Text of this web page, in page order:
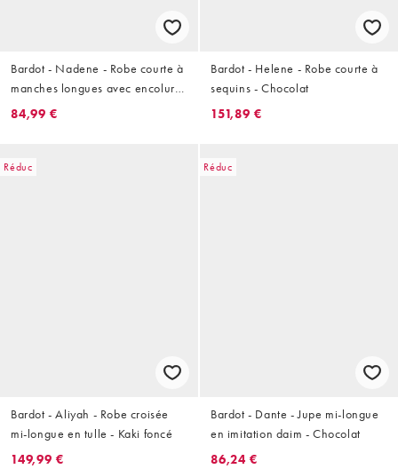
Bardot - Nadene - Robe courte à
manches longues avec encolure
bardot à détails - Noir
84,99 €
Bardot - Helene - Robe courte à
sequins - Chocolat
151,89 €
Réduc
Bardot - Aliyah - Robe croisée
mi-longue en tulle - Kaki foncé
149,99 €
Réduc
Bardot - Dante - Jupe mi-longue
en imitation daim - Chocolat
86,24 €